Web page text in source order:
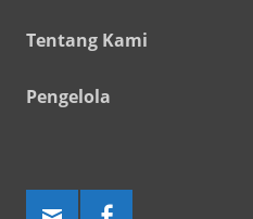
Tentang Kami
Pengelola